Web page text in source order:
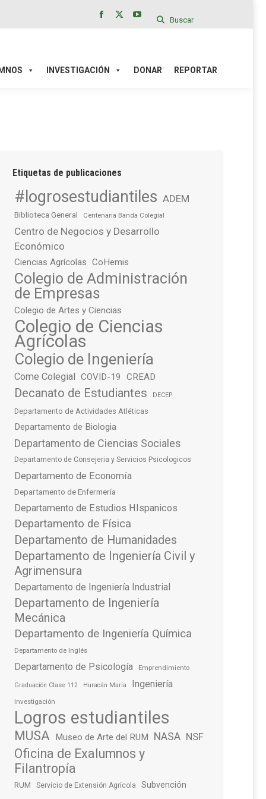
in
in
YouTube
in
Buscar
INVESTIGACIÓN DONAR REPORTAR
Etiquetas de publicaciones
#logrosestudiantiles ADEM
Biblioteca General Centenaria Banda Colegial
Centro de Negocios y Desarrollo
Económico
Ciencias Agrícolas CoHemis
Colegio de Administración
de Empresas
Colegio de Artes y Ciencias
Colegio de Ciencias
Agrícolas
Colegio de Ingeniería
Come Colegial COVID-19 CREAD
Decanato de Estudiantes DECEP
Departamento de Actividades Atléticas
Departamento de Biologia
Departamento de Ciencias Sociales
Departamento de Consejeria y Servicios Psicologicos
Departamento de Economía
Departamento de Enfermería
Departamento de Estudios HIspanicos
Departamento de Física
Departamento de Humanidades
Departamento de Ingeniería Civil y
Agrimensura
Departamento de Ingeniería Industrial
Departamento de Ingeniería
Mecánica
Departamento de Ingeniería Química
Departamento de Inglés
Departamento de Psicología Emprendimiento
Graduación Clase 112 Huracán María Ingeniería
Investigación
Logros estudiantiles
MUSA Museo de Arte del RUM NASA NSF
Oficina de Exalumnos y
Filantropía
RUM Servicio de Extensión Agrícola Subvención